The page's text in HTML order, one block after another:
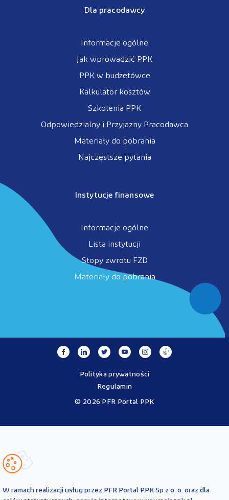
Dla pracodawcy
Informacje ogólne
Jak wprowadzić PPK
PPK w budżetówce
Kalkulator kosztów
Szkolenia PPK
Odpowiedzialny i Przyjazny Pracodawca
Materiały do pobrania
Najczęstsze pytania
Instytucje finansowe
Informacje ogólne
Lista instytucji
Stopy zwrotu FZD
Materiały do pobrania
© 2026 PFR Portal PPK
Polityka prywatności
Regulamin
Ustawy o PPK przez operatora - PFR Portal PPK sp. z o.o., spółkę
informacyjny i są aktualne na dzień ich zamieszczenia. Treści te
obowiązujących przepisów prawa i każdorazowo
W ramach realizacji usług przez PFR Portal PPK Sp z o. o. oraz dla